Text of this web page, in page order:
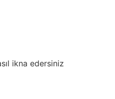
ikna edersiniz